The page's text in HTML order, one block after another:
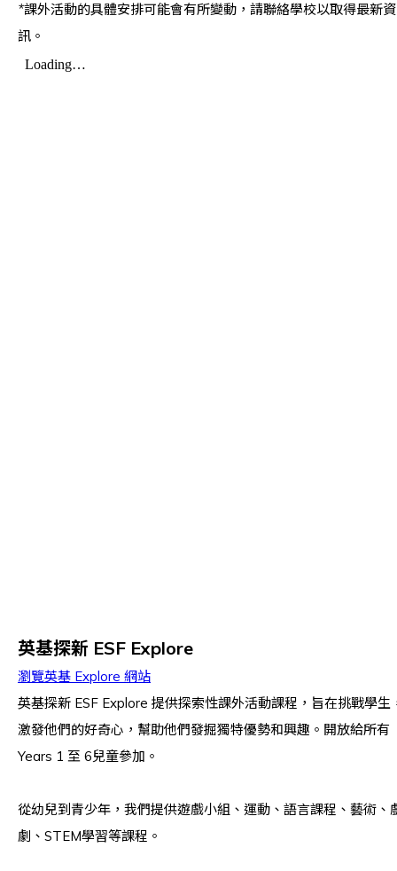
*課外活動的具體安排可能會有所變動，請聯絡學校以取得最新資
訊。
英基探新 ESF Explore
瀏覽英基 Explore 網站
英基探新 ESF Explore 提供探索性課外活動課程，旨在挑戰學生
激發他們的好奇心，幫助他們發掘獨特優勢和興趣。開放給所有
Years 1 至 6兒童參加。
從幼兒到青少年，我們提供遊戲小組、運動、語言課程、藝術、
劇、STEM學習等課程。